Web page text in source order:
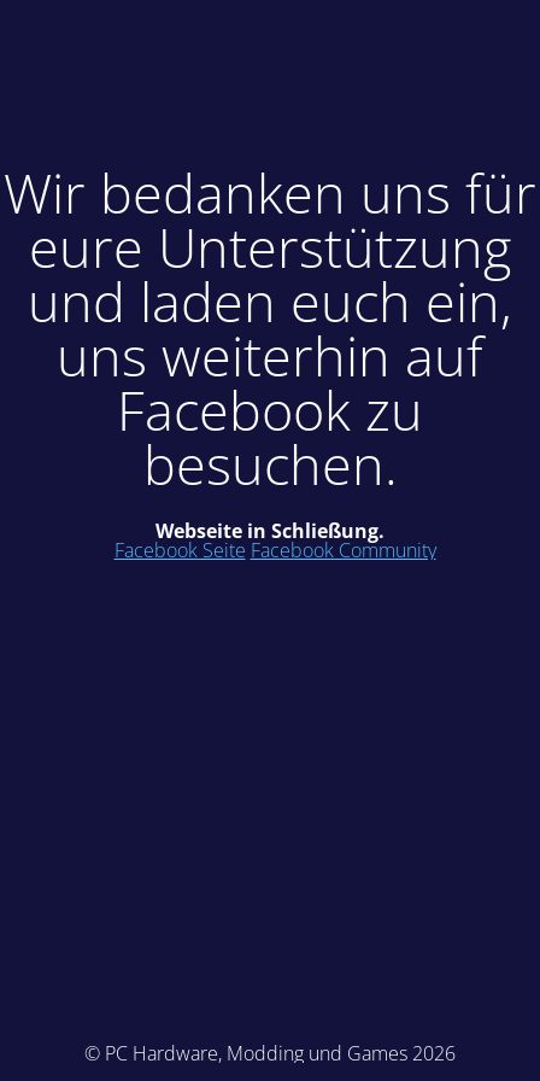
Wir bedanken uns für
eure Unterstützung
und laden euch ein,
uns weiterhin auf
Facebook zu
besuchen.
Webseite in Schließung.
Facebook Seite Facebook Community
© PC Hardware, Modding und Games 2026